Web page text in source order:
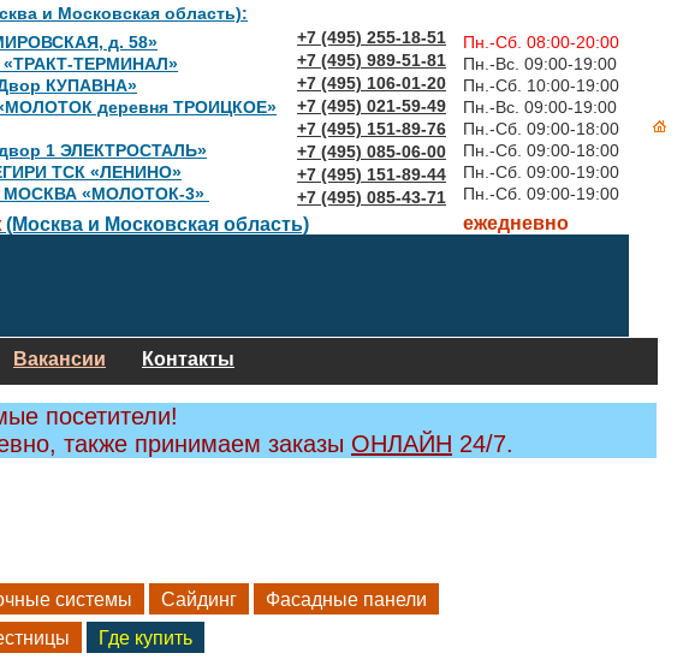
и Московская область):
д. 58»
«ТРАКТ-ТЕРМИНАЛ»
КУПАВНА»
деревня ТРОИЦКОЕ»
1 ЭЛЕКТРОСТАЛЬ»
ТСК «ЛЕНИНО»
МОСКВА «МОЛОТОК-3»
(Москва и Московская область)
+7 (495) 255-18-51
+7 (495) 989-51-81
+7 (495) 106-01-20
+7 (495) 021-59-49
+7 (495) 151-89-76
+7 (495) 085-06-00
+7 (495) 151-89-44
+7 (495) 085-43-71
Пн.-Сб. 08:00-20:00
Пн.-Вс. 09:00-19:00
Пн.-Сб. 10:00-19:00
Пн.-Вс. 09:00-19:00
Пн.-Сб. 09:00-18:00
Пн.-Сб. 09:00-18:00
Пн.-Сб. 09:00-19:00
Пн.-Сб. 09:00-19:00
ежедневно
Вакансии Контакты
посетители!
также принимаем заказы ОНЛАЙН 24/7.
системы Сайдинг
Фасадные панели
Где купить